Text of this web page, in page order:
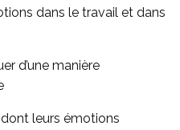
dans le travail et dans
d’une manière
leurs émotions